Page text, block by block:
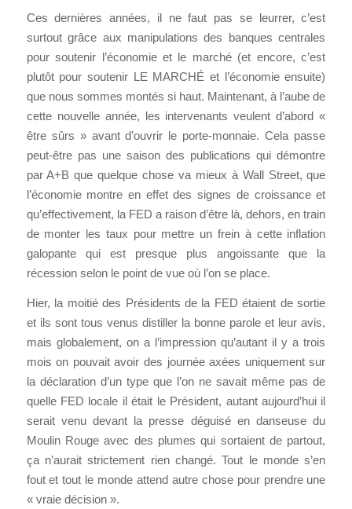
Ces dernières années, il ne faut pas se leurrer, c’est
surtout grâce aux manipulations des banques centrales
pour soutenir l’économie et le marché (et encore, c’est
plutôt pour soutenir LE MARCHÉ et l’économie ensuite)
que nous sommes montés si haut. Maintenant, à l’aube de
cette nouvelle année, les intervenants veulent d’abord «
être sûrs » avant d’ouvrir le porte-monnaie. Cela passe
peut-être pas une saison des publications qui démontre
par A+B que quelque chose va mieux à Wall Street, que
l’économie montre en effet des signes de croissance et
qu’effectivement, la FED a raison d’être là, dehors, en train
de monter les taux pour mettre un frein à cette inflation
galopante qui est presque plus angoissante que la
récession selon le point de vue où l’on se place.
Hier, la moitié des Présidents de la FED étaient de sortie
et ils sont tous venus distiller la bonne parole et leur avis,
mais globalement, on a l’impression qu’autant il y a trois
mois on pouvait avoir des journée axées uniquement sur
la déclaration d’un type que l’on ne savait même pas de
quelle FED locale il était le Président, autant aujourd’hui il
serait venu devant la presse déguisé en danseuse du
Moulin Rouge avec des plumes qui sortaient de partout,
ça n’aurait strictement rien changé. Tout le monde s’en
fout et tout le monde attend autre chose pour prendre une
« vraie décision ».